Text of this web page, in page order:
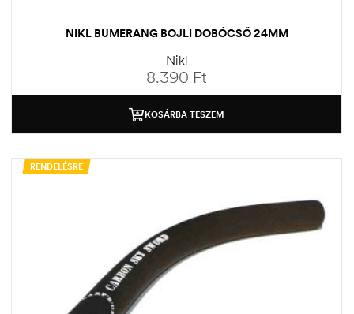
NIKL BUMERANG BOJLI DOBÓCSŐ 24MM
Nikl
8.390 Ft
KOSÁRBA TESZEM
RENDELÉSRE